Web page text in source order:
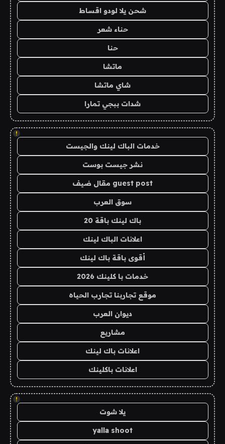
شحن يلا لودو اقساط
حناء شعر
حنا
ماتشا
شاي ماتشا
شدات ببجي تمارا
!
خدمات الباك لينك والجيست
نشر جيست بوست
guest post مقال ضيف
سوق العرب
باك لينك باقة 20
اعلانات الباك لينك
أقوى باقة باك لينك
خدمات با كلينك 2026
موقع تجاربنا تجارب الحياه
ديوان العرب
مشاريع
اعلانات باك لينك
اعلانات باكلينك
!
يلا شوت
yalla shoot